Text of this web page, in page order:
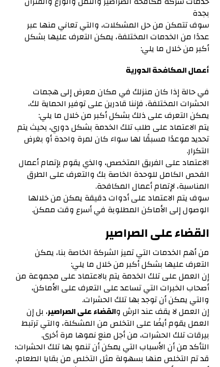
بجدة
سوف تتمكن من حل المشكلات، والتي تعاني منها عبر
عددًا من الخدمات المختلفة، يمكن التعرف عليها بشكل
أكبر من خلال ما يلي:
أعمال المكافحة الدورية
في حالة إذا كان منزلك في مكان معرض إلى هجمات
الحشرات المختلفة، فإننا قادرين على توفير الحماية لك،
يمكن التعرف على ذلك بشكل أكبر من خلال ما يلي:
يتم الاعتماد على طلب تلك الخدمة بشكل دوري، بحيث يتم
تحديد موعدًا مسبقًا لها سواء كان لمرة واحدة أو بغرض
التكرار.
الاعتماد على الفريق المتخصص، والذي يقوم بإتمام أعمال
الفحص الكامل للوحدة الخاصة بك والتعرف على الطرق
المناسبة، لإتمام أعمال المكافحة.
سوف يتم الاعتماد على أدوات دقيقة يمكن من خلالها
الوصول إلى الأماكن المطلوبة في أسرع وقت ممكن.
القضاء على الصراصير
من أهم الخدمات التي تميز الشركة الخاصة بنا، يمكن
التعرف عليها بشكل أكبر من خلال ما يلي:
إن العمل على تلك الخدمة يتم بالاعتماد على مجموعة من
أصحاب الخبرات التي تساعد على التعرف على الأماكن،
والتي يمكن أن توجد بها تلك الحشرات.
إن العمل لا يقف عند الرش والقضاء على الصراصير، بل إن
العمل يقوم أيضًا على التخلص من المشكلة، والتي ترتبط
بيرقات تلك الحشرات، من أجل منع نموها مرة أخرى.
التأكد من أن الأسباب التي يمكن أن تنمو بها تلك الحشرات؛
قد تم التخلص منها بسهولة مثل التخلص من بقايا الطعام،